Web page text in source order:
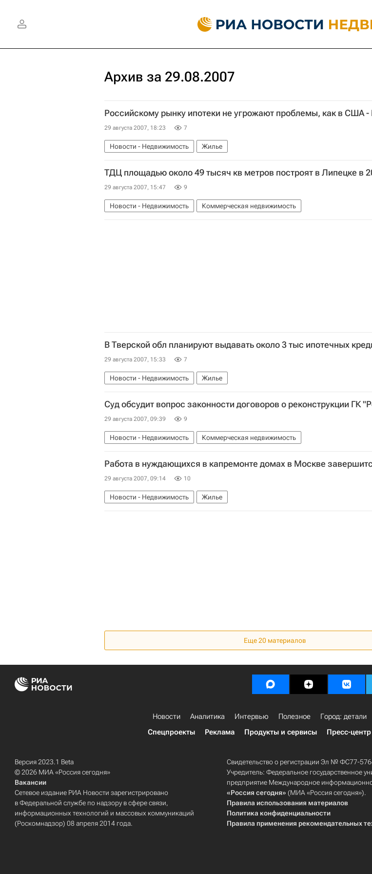
Архив за 29.08.2007
Российскому рынку ипотеки не угрожают проблемы, как в США
29 августа 2007, 18:23 7
Новости - Недвижимость Жилье
ТДЦ площадью около 49 тысяч кв метров построят в Липецке в
29 августа 2007, 15:47 9
Новости - Недвижимость Коммерческая недвижимость
В Тверской обл планируют выдавать около 3 тыс ипотечных
29 августа 2007, 15:33 7
Новости - Недвижимость Жилье
Суд обсудит вопрос законности договоров о реконструкции ГК
29 августа 2007, 09:39 9
Новости - Недвижимость Коммерческая недвижимость
Работа в нуждающихся в капремонте домах в Москве
29 августа 2007, 09:14 10
Новости - Недвижимость Жилье
Еще 20 материалов
Новости Аналитика Интервью Полезное Город: детали
Спецпроекты
Реклама Продукты и сервисы Пресс-центр
Версия 2023.1 Beta
© 2026 МИА «Россия сегодня»
Вакансии
Сетевое издание РИА Новости зарегистрировано
в Федеральной службе по надзору в сфере связи,
информационных технологий и массовых коммуникаций
(Роскомнадзор) 08 апреля 2014 года.
Свидетельство о регистрации Эл № ФС77-
Учредитель: Федеральное государственное
предприятие Международное
«Россия сегодня» (МИА «Россия сегодня»).
Правила использования материалов
Политика конфиденциальности
Правила применения рекомендательных